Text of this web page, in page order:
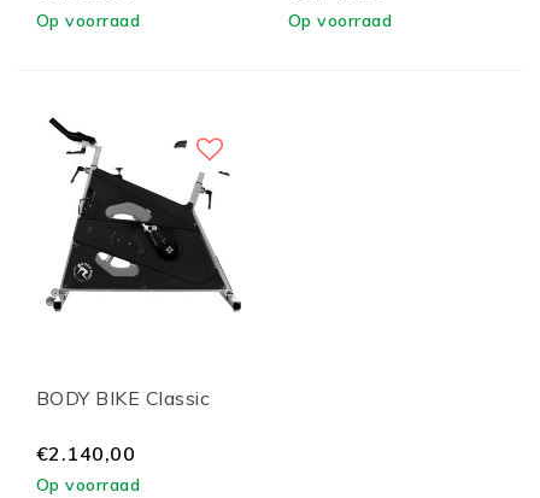
Op voorraad Op voorraad
BODY BIKE Classic
€2.140,00
Op voorraad